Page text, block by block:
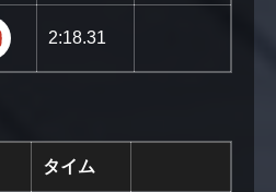
https://youtu.be/
2:18.31
タイム